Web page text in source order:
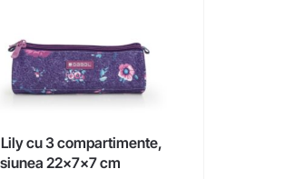
cu 3 compartimente,
22x7x7 cm